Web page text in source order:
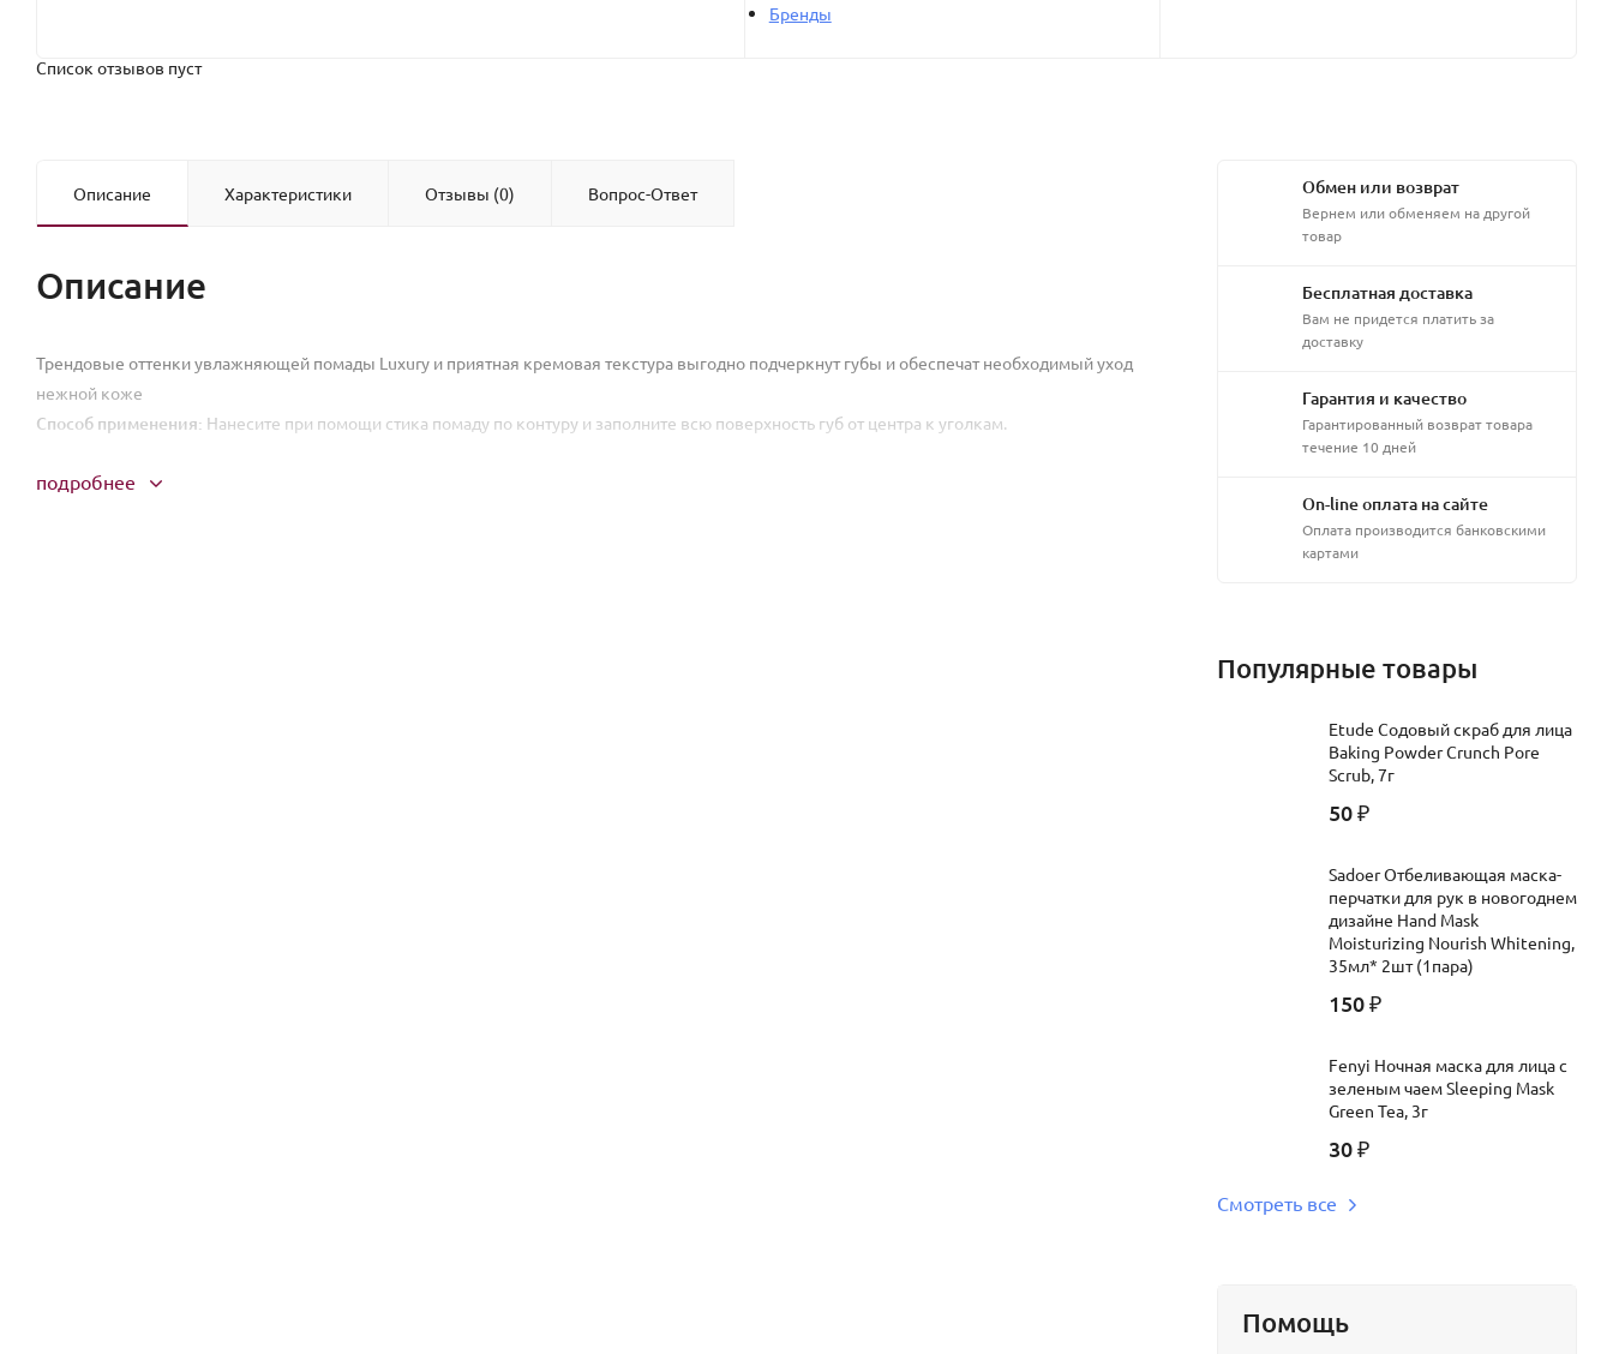
Бренды
Список отзывов пуст
Описание Характеристики Отзывы (0) Вопрос-Ответ
Описание
Трендовые оттенки увлажняющей помады Luxury и приятная кремовая текстура выгодно подчеркнут губы и обеспечат необходимый уход
нежной коже
Способ применения: Нанесите при помощи стика помаду по контуру и заполните всю поверхность губ от центра к уголкам.
подробнее
Обмен или возврат
Вернем или обменяем на другой
товар
Бесплатная доставка
Вам не придется платить за
доставку
Гарантия и качество
Гарантированный возврат товара
течение 10 дней
On-line оплата на сайте
Оплата производится банковскими
картами
Популярные товары
Etude Содовый скраб для лица
Baking Powder Crunch Pore
Scrub, 7г
50 ₽
Sadoer Отбеливающая маска-
перчатки для рук в новогоднем
дизайне Hand Mask
Moisturizing Nourish Whitening,
35мл* 2шт (1пара)
150 ₽
Fenyi Ночная маска для лица с
зеленым чаем Sleeping Mask
Green Tea, 3г
30 ₽
Смотреть все
Помощь